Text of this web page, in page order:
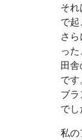
そ
で起
さ
っ
田
です
ブ
でし
私の